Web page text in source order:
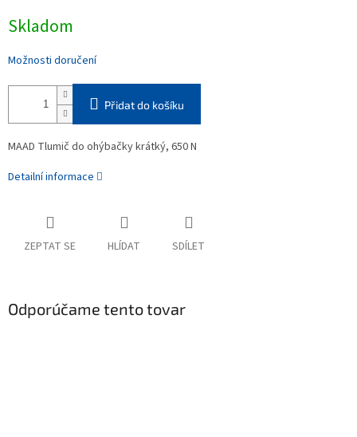
cena:
Skladom
Možnosti doručení
Přidat do košíku
MAAD Tlumič do ohýbačky krátký, 650 N
Detailní informace
ZEPTAT SE HLÍDAT SDÍLET
Odporúčame tento tovar